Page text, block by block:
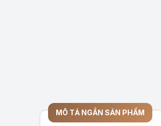
MÔ TẢ NGẮN SẢN PHẨM